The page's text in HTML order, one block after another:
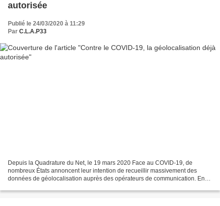
autorisée
Publié le 24/03/2020 à 11:29
Par C.L.A.P33
Depuis la Quadrature du Net, le 19 mars 2020 Face au COVID-19, de
nombreux États annoncent leur intention de recueillir massivement des
données de géolocalisation auprès des opérateurs de communication. En